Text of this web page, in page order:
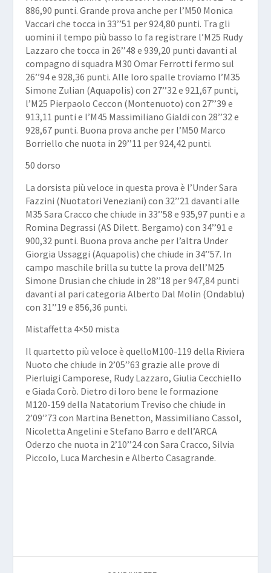
886,90 punti. Grande prova anche per l’M50 Monica
Vaccari che tocca in 33’’51 per 924,80 punti. Tra gli
uomini il tempo più basso lo fa registrare l’M25 Rudy
Lazzaro che tocca in 26’’48 e 939,20 punti davanti al
compagno di squadra M30Omar Ferrotti fermo sul
26’’94 e 928,36 punti. Alle loro spalle troviamo l’M35
Simone Zulian (Aquapolis) con 27’’32 e 921,67 punti,
l’M25 Pierpaolo Ceccon (Montenuoto) con 27’’39 e
913,11 punti e l’M45 Massimiliano Gialdi con 28’’32 e
928,67 punti. Buona prova anche per l’M50 Marco
Borriello che nuota in 29’’11 per 924,42 punti.
50 dorso
La dorsista più veloce in questa prova è l’UnderSara
Fazzini (Nuotatori Veneziani) con 32’’21 davanti alle
M35Sara Cracco che chiude in 33’’58 e 935,97 punti e a
Romina Degrassi (AS Dilett. Bergamo) con 34’’91 e
900,32 punti. Buona prova anche per l’altra Under
Giorgia Ussaggi (Aquapolis) che chiude in 34’’57. In
campo maschile brilla su tutte la prova dell’M25
Simone Drusian che chiude in 28’’18 per 947,84 punti
davanti al pari categoriaAlberto Dal Molin (Ondablu)
con 31’’19 e 856,36 punti.
Mistaffetta 4×50 mista
Il quartetto più veloce è quelloM100-119 della Riviera
Nuoto che chiude in 2’05’’63 grazie alle prove di
Pierluigi Camporese, Rudy Lazzaro,Giulia Cecchiello
eGiada Corò. Dietro di loro bene le formazione
M120-159 della Natatorium Treviso che chiude in
2’09’’73 con Martina Benetton, Massimiliano Cassol,
Nicoletta Angelini eStefano Barro e dell’ARCA
Oderzo che nuota in 2’10’’24 conSara Cracco,Silvia
Piccolo, Luca Marchesin eAlberto Casagrande.